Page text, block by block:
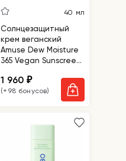
40 мл
Солнцезащитный
крем веганский
Amuse Dew Moisture
365 Vegan Sunscreen
1 960₽
(+98 бонусов)